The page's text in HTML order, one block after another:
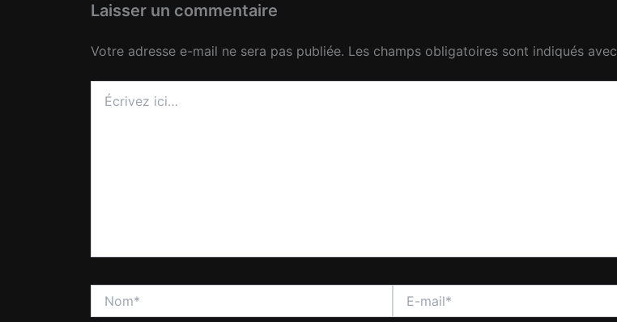
Laisser un commentaire
Votre adresse e-mail ne sera pas publiée. Les champs obligatoires sont indiqués avec
ici…
mail*